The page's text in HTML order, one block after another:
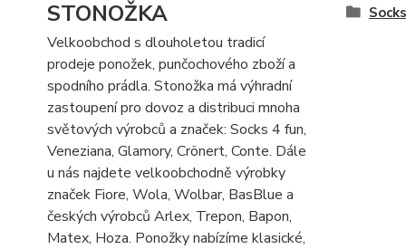
STONOŽKA
Velkoobchod s dlouholetou tradicí
prodeje ponožek, punčochového zboží a
spodního prádla. Stonožka má výhradní
zastoupení pro dovoz a distribuci mnoha
světových výrobců a značek: Socks 4 fun,
Veneziana, Glamory, Crönert, Conte. Dále
u nás najdete velkoobchodně výrobky
značek Fiore, Wola, Wolbar, BasBlue a
českých výrobců Arlex, Trepon, Bapon,
Matex, Hoza. Ponožky nabízíme klasické,